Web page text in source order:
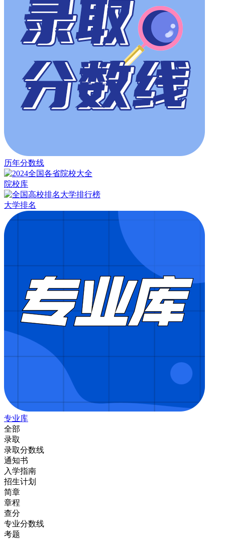
历年分数线
院校库
大学排名
专业库
全部
录取
录取分数线
通知书
入学指南
招生计划
简章
章程
查分
专业分数线
考题